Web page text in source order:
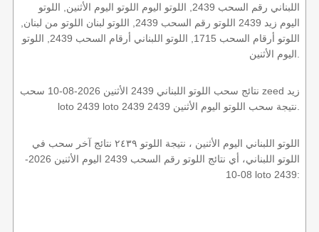
اللبناني رقم السحب 2439, اللوتو اليوم اللوتو اليوم الأثنين, اللوتو
اليوم زيد 2439 اللوتو رقم السحب 2439, اللوتو لبنان اللوتو من لبنان,
اللوتو أرقام السحب 1715, اللوتو اللبناني أرقام السحب 2439, اللوتو
نتائج سحب اللوتو اللبناني 2439 الأثنين 2026-08-10 سحب zeed زيد
اللوتو اللبناني اليوم الأثنين ، نتيجة اللوتو ٢٤٣٩ نتائج آخر سحب في
اللوتو اللبناني، أي نتائج اللوتو رقم السحب 2439 اليوم الأثنين 2026-
08-10 loto 2439: